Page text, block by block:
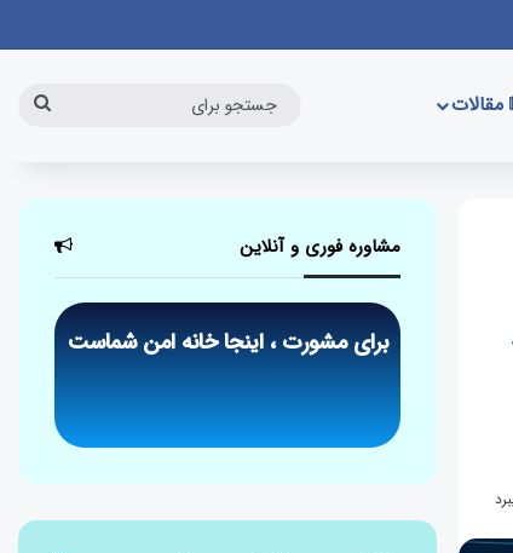
مقالات
مشاوره فوری و آنلاین
برای مشورت ، اینجا خانه امن شماست